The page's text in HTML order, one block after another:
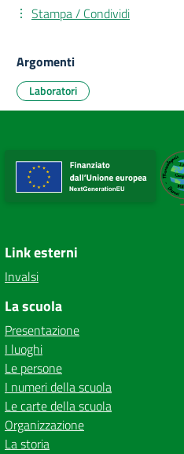
Stampa / Condividi
Argomenti
Laboratori
Link esterni
Invalsi
La scuola
Presentazione
I luoghi
Le persone
I numeri della scuola
Le carte della scuola
Organizzazione
La storia